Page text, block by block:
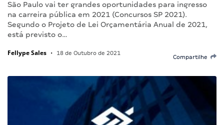
São Paulo vai ter grandes oportunidades para ingresso
na carreira pública em 2021 (Concursos SP 2021).
Segundo o Projeto de Lei Orçamentária Anual de 2021,
está previsto o…
Fellype Sales • 18 de Outubro de 2021
Compartilhe